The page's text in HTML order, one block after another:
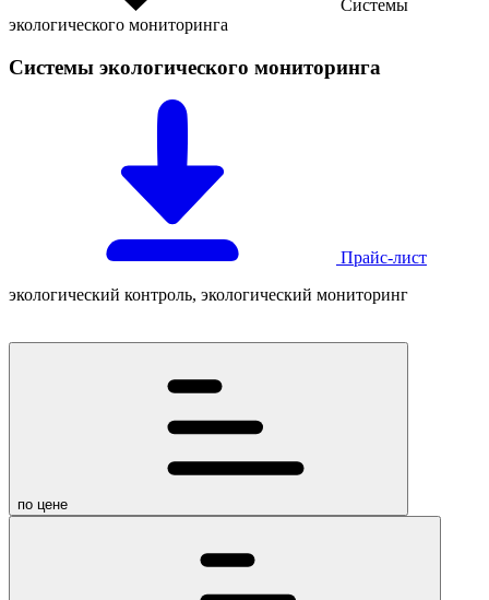
Системы
экологического мониторинга
Системы экологического мониторинга
Прайс-лист
экологический контроль, экологический мониторинг
по цене